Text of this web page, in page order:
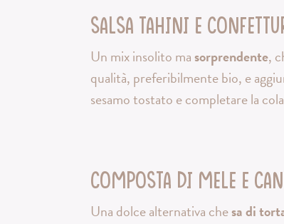
Salsa tahini e
Un mix insolito masorprendente,
qualità, preferibilmente bio, e
sesamo tostato e completare la
Composta di mele e
Una dolce alternativa chesa di